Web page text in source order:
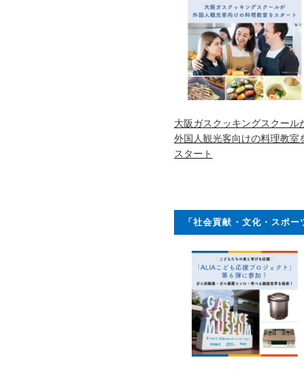
大阪ガスクッキングスクール
外国人観光客向けの料理教室
スタート
「社会貢献・文化・スポ